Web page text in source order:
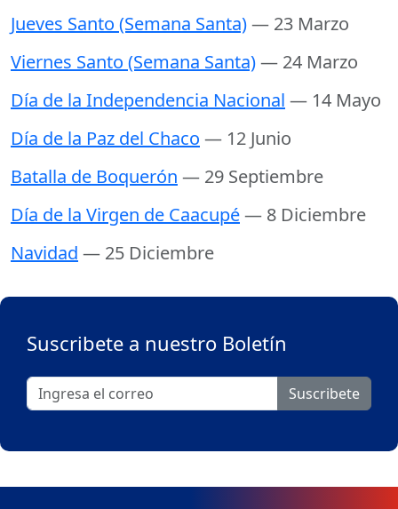
Jueves Santo (Semana Santa)— 23 Marzo
Viernes Santo (Semana Santa)— 24 Marzo
Día de la Independencia Nacional — 14 Mayo
Día de la Paz del Chaco — 12 Junio
Batalla de Boquerón — 29 Septiembre
Día de la Virgen de Caacupé— 8 Diciembre
Navidad — 25 Diciembre
Suscribete a nuestro Boletín
Suscribete